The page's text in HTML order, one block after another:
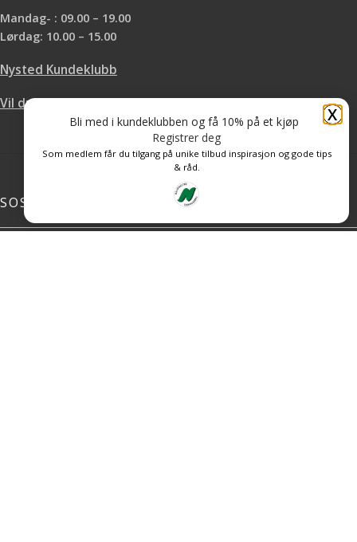
Mandag- : 09.00 – 19.00
Lørdag: 10.00 – 15.00
Nysted Kundeklubb
Vil du leie hos oss?
SOSIALE MEDIER
X
Bli med i kundeklubben og få 10% på et kjøp
Registrer deg
Som medlem får du tilgang på unike tilbud inspirasjon og gode tips
& råd.